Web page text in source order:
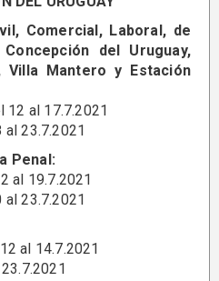
Comercial, Laboral, de
del Uruguay,
Villa Mantero y Estación
12 al 17.7.2021
al 23.7.2021
Penal:
al 19.7.2021
al 23.7.2021
al 14.7.2021